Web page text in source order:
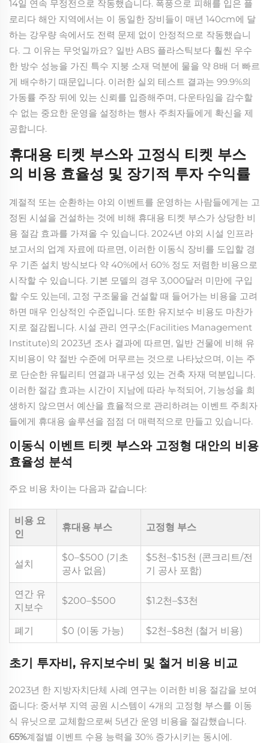
14일 연속 무정전으로 작동했습니다. 폭풍으로 피해를 입은 플
로리다 해안 지역에서는 이 동일한 장비들이 매년 140cm에 달
하는 강우량 속에서도 전력 문제 없이 안정적으로 작동했습니
다. 그 이유는 무엇일까요? 일반 ABS 플라스틱보다 훨씬 우수
한 방수 성능을 가진 특수 지붕 소재 덕분에 물을 약 8배 더 빠르
게 배수하기 때문입니다. 이러한 실외 테스트 결과는 99.9%의
가동률 주장 뒤에 있는 신뢰를 입증해주며, 다운타임을 감수할
수 없는 중요한 운영을 설정하는 행사 주최자들에게 확신을 제
공합니다.
휴대용 티켓 부스와 고정식 티켓 부스
의 비용 효율성 및 장기적 투자 수익률
계절적 또는 순환하는 야외 이벤트를 운영하는 사람들에게는 고
정된 시설을 건설하는 것에 비해 휴대용 티켓 부스가 상당한 비
용 절감 효과를 가져올 수 있습니다. 2024년 야외 시설 인프라
보고서의 업계 자료에 따르면, 이러한 이동식 장비를 도입할 경
우 기존 설치 방식보다 약 40%에서 60% 정도 저렴한 비용으로
시작할 수 있습니다. 기본 모델의 경우 3,000달러 미만에 구입
할 수도 있는데, 고정 구조물을 건설할 때 들어가는 비용을 고려
하면 매우 인상적인 수준입니다. 또한 유지보수 비용도 마찬가
지로 절감됩니다. 시설 관리 연구소(Facilities Management
Institute)의 2023년 조사 결과에 따르면, 일반 건물에 비해 유
지비용이 약 절반 수준에 머무르는 것으로 나타났으며, 이는 주
로 단순한 유틸리티 연결과 내구성 있는 건축 자재 덕분입니다.
이러한 절감 효과는 시간이 지남에 따라 누적되어, 기능성을 희
생하지 않으면서 예산을 효율적으로 관리하려는 이벤트 주최자
들에게 휴대용 솔루션을 점점 더 매력적으로 만들고 있습니다.
이동식 이벤트 티켓 부스와 고정형 대안의 비용
효율성 분석
주요 비용 차이는 다음과 같습니다:
비용 요
인
휴대용 부스 고정형 부스
설치
$0–$500 (기초
공사 없음)
$5천–$15천 (콘크리트/전
기 공사 포함)
연간 유
지보수
$200–$500 $1.2천–$3천
폐기 $0 (이동 가능) $2천–$8천 (철거 비용)
초기 투자비, 유지보수비 및 철거 비용 비교
2023년 한 지방자치단체 사례 연구는 이러한 비용 절감을 보여
줍니다: 중서부 지역 공원 시스템이 4개의 고정형 부스를 이동
식 유닛으로 교체함으로써 5년간 운영 비용을 절감했습니다.
65%계절별 이벤트 수용 능력을 30% 증가시키는 동시에.